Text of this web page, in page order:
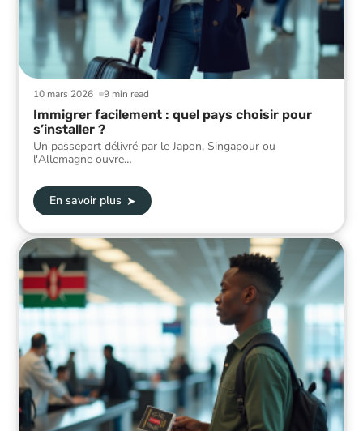
9 min read
10 mars 2026
Immigrer facilement : quel pays choisir pour
s’installer ?
Un passeport délivré par le Japon, Singapour ou
l'Allemagne ouvre…
En savoir plus